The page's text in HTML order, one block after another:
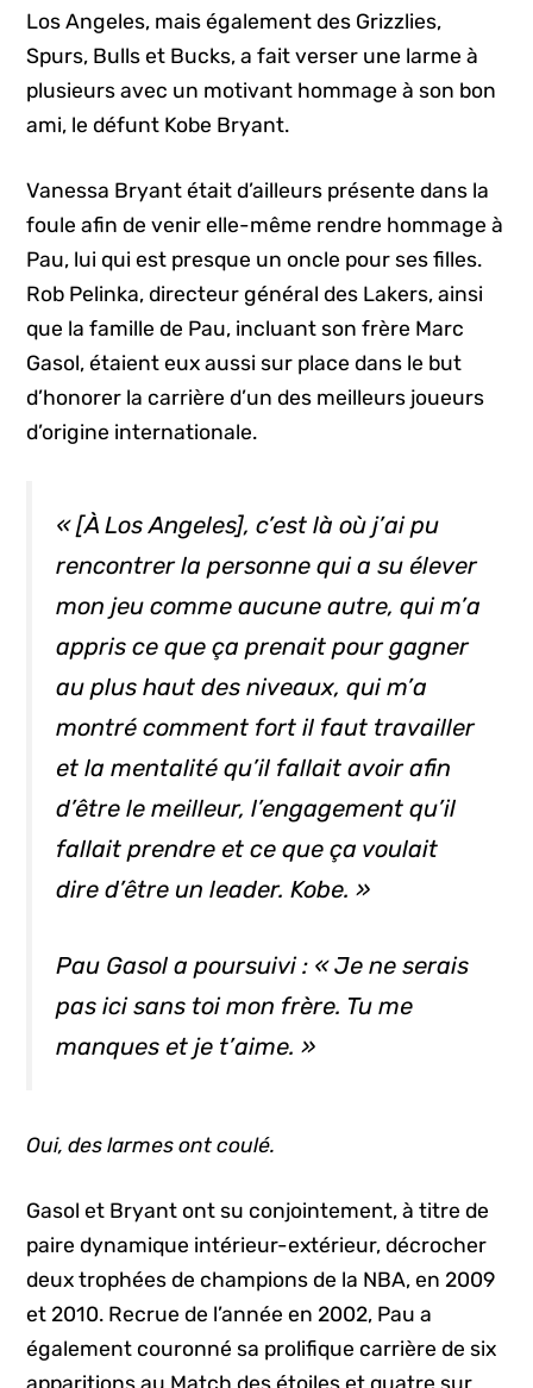
Los Angeles, mais également des Grizzlies,
Spurs, Bulls et Bucks, a fait verser une larme à
plusieurs avec un motivant hommage à son bon
ami, le défunt Kobe Bryant.
Vanessa Bryant était d’ailleurs présente dans la
foule afin de venir elle-même rendre hommage à
Pau, lui qui est presque un oncle pour ses filles.
Rob Pelinka, directeur général des Lakers, ainsi
que la famille de Pau, incluant son frère Marc
Gasol, étaient eux aussi sur place dans le but
d’honorer la carrière d’un des meilleurs joueurs
d’origine internationale.
« [À Los Angeles], c’est là où j’ai pu
rencontrer la personne qui a su élever
mon jeu comme aucune autre, qui m’a
appris ce que ça prenait pour gagner
au plus haut des niveaux, qui m’a
montré comment fort il faut travailler
et la mentalité qu’il fallait avoir afin
d’être le meilleur, l’engagement qu’il
fallait prendre et ce que ça voulait
dire d’être un leader. Kobe. »
Pau Gasol a poursuivi : « Je ne serais
pas ici sans toi mon frère. Tu me
manques et je t’aime. »
Oui, des larmes ont coulé.
Gasol et Bryant ont su conjointement, à titre de
paire dynamique intérieur-extérieur, décrocher
deux trophées de champions de la NBA, en 2009
et 2010. Recrue de l’année en 2002, Pau a
également couronné sa prolifique carrière de six